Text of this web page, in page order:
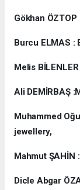
Gökhan
Burcu ELMAS :
Melis
Ali DEMİRBAŞ
Muhammed
jewellery,
Mahmut ŞAHİN
Dicle Abgar